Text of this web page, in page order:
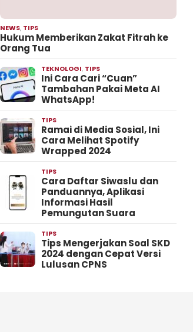
NEWS, TIPS
Hukum Memberikan Zakat Fitrah ke
Orang Tua
TEKNOLOGI, TIPS
Ini Cara Cari “Cuan”
Tambahan Pakai Meta AI
WhatsApp!
TIPS
Ramai di Media Sosial, Ini
Cara Melihat Spotify
Wrapped 2024
TIPS
Cara Daftar Siwaslu dan
Panduannya, Aplikasi
Informasi Hasil
Pemungutan Suara
TIPS
Tips Mengerjakan Soal SKD
2024 dengan Cepat Versi
Lulusan CPNS